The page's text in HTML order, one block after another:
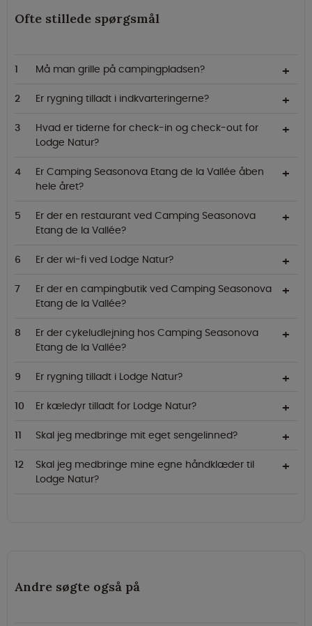
Ofte stillede spørgsmål
Må man grille på campingpladsen?
Er rygning tilladt i indkvarteringerne?
Hvad er tiderne for check-in og check-out for
Lodge Natur?
Er Camping Seasonova Etang de la Vallée åben
hele året?
Er der en restaurant ved Camping Seasonova
Etang de la Vallée?
Er der wi-fi ved Lodge Natur?
Er der en campingbutik ved Camping Seasonova
Etang de la Vallée?
Er der cykeludlejning hos Camping Seasonova
Etang de la Vallée?
Er rygning tilladt i Lodge Natur?
Er kæledyr tilladt for Lodge Natur?
Skal jeg medbringe mit eget sengelinned?
Skal jeg medbringe mine egne håndklæder til
Lodge Natur?
Andre søgte også på